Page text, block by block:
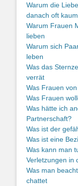
Warum die
danach oft
Warum Frauen
lieben
Warum sich
leben
Was das
verrät
Was Frauen
Was Frauen
Was hätte ich
Partnerschaft?
Was ist der
Was ist eine
Was kann man
Verletzungen in
Was man
chattet